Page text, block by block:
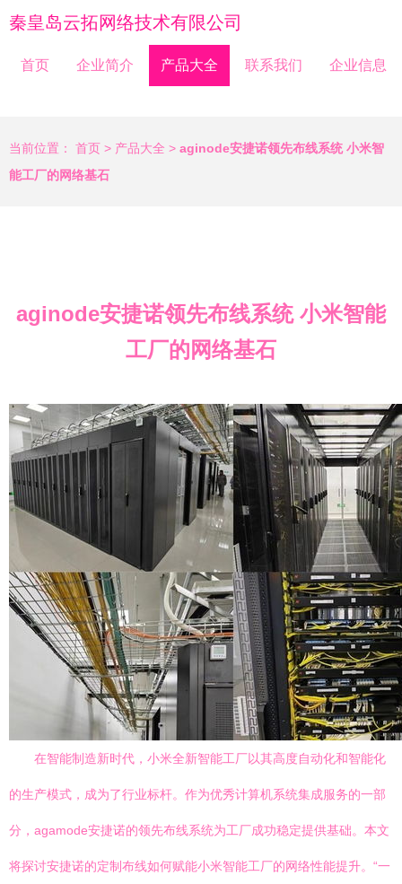
秦皇岛云拓网络技术有限公司
首页 企业简介 产品大全 联系我们 企业信息
当前位置： 首页 > 产品大全 > aginode安捷诺领先布线系统 小米智
能工厂的网络基石
aginode安捷诺领先布线系统 小米智能
工厂的网络基石
在智能制造新时代，小米全新智能工厂以其高度自动化和智能化
的生产模式，成为了行业标杆。作为优秀计算机系统集成服务的一部
分，agamode安捷诺的领先布线系统为工厂成功稳定提供基础。本文
将探讨安捷诺的定制布线如何赋能小米智能工厂的网络性能提升。“一